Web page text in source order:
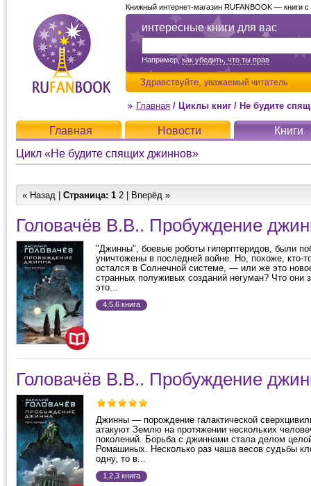
интересные книги для вас
Например,как убедить, что ты прав
Здравствуйте, уважаемый читатель
Книжный интернет-магазин RUFANBOOK — книги
Главная / Циклы книг / Не будите
Главная Новости
Книги
Цикл «Не будите спящих джиннов»
« Назад | Страница: 1 2 Вперёд »
Головачёв В.В.. Пробуждение
"Джинны", боевые роботы гиперптеридов, были
уничтожены в последней войне. Но, похоже, кто-
остался в Солнечной системе, — или же это
странных полуживых созданий негуман? Что они
это...
4,5,6 книга
Головачёв В.В.. Пробуждение
Джинны — ​порождение галактической
атакуют Землю на протяжении нескольких
поколений. Борьба с джиннами стала делом
Ромашиных. Несколько раз чаша весов судьбы
одну, то в...
1,2,3 книга